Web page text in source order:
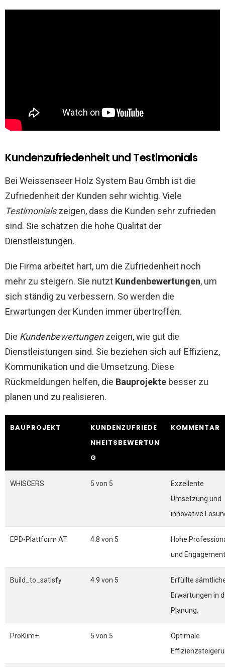
Kundenzufriedenheit und Testimonials
Bei Weissenseer Holz System Bau Gmbh ist die
Zufriedenheit der Kunden sehr wichtig. Viele
Testimonialszeigen, dass die Kunden sehr zufrieden
sind. Sie schätzen die hohe Qualität der
Dienstleistungen.
Die Firma arbeitet hart, um die Zufriedenheit noch
mehr zu steigern. Sie nutzt Kundenbewertungen, um
sich ständig zu verbessern. So werden die
Erwartungen der Kunden immer übertroffen.
Die Kundenbewertungenzeigen, wie gut die
Dienstleistungen sind. Sie beziehen sich auf Effizienz,
Kommunikation und die Umsetzung. Diese
Rückmeldungen helfen, die Bauprojekte besser zu
planen und zu realisieren.
BAUPROJEKT
KUNDENZUFRIEDE
NHEITSBEWERTUN
G
KOMMENTAR
WHISCERS 5 von 5
Exzellente
Umsetzung und
innovative
EPD-Plattform AT 4.8 von 5
Hohe
und
Build_to_satisfy 4.9 von 5
Erfüllte
Erwartungen in
Planung.
ProKlim+ 5 von 5
Optimale